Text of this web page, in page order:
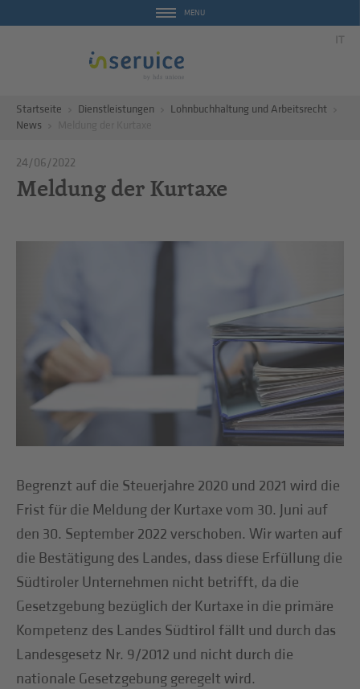
MENU
IT
Startseite Dienstleistungen
Lohnbuchhaltung und Arbeitsrecht
News
24/06/2022
Meldung der Kurtaxe
Begrenzt auf die Steuerjahre 2020 und 2021 wird die
Frist für die Meldung der Kurtaxe vom 30. Juni auf
den 30. September 2022 verschoben. Wir warten auf
die Bestätigung des Landes, dass diese Erfüllung die
Südtiroler Unternehmen nicht betrifft, da die
Gesetzgebung bezüglich der Kurtaxe in die primäre
Kompetenz des Landes Südtirol fällt und durch das
Landesgesetz Nr. 9/2012 und nicht durch die
nationale Gesetzgebung geregelt wird.